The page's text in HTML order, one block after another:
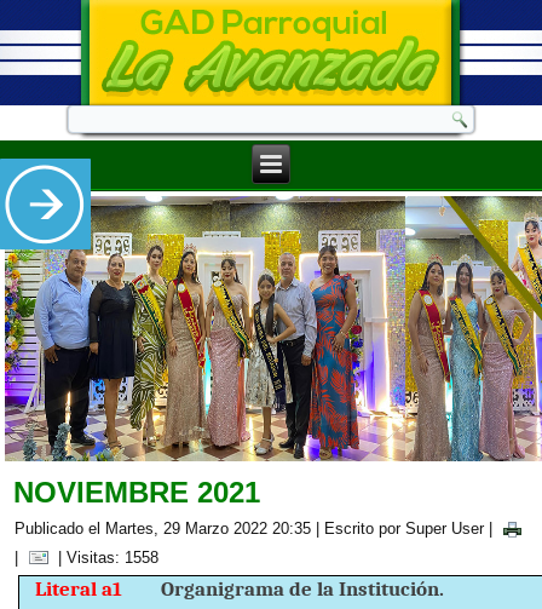
NOVIEMBRE 2021
Publicado el Martes, 29 Marzo 2022 20:35 Escrito por Super User|
|
| Visitas: 1558
Literal a1 Organigrama de la Institución.